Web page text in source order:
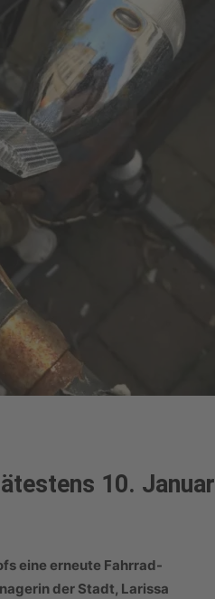
10. Januar
eine erneute Fahrrad-
der Stadt, Larissa